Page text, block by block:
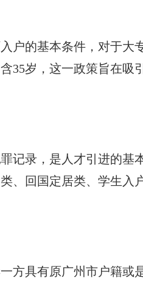
户的基本条件，对于大
35岁，这一政策旨在吸
记录，是人才引进的基
、回国定居类、学生入
方具有原广州市户籍或